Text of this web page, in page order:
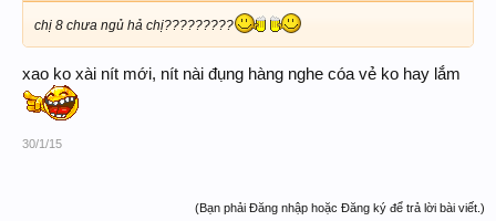
chị 8 chưa ngủ hả chị?????????
xao ko xài nít mới, nít nài đụng hàng nghe cóa vẻ ko hay lắm
30/1/15
(Bạn phải Đăng nhập hoặc Đăng ký để trả lời bài viết.)